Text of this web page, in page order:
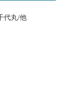
代丸/他